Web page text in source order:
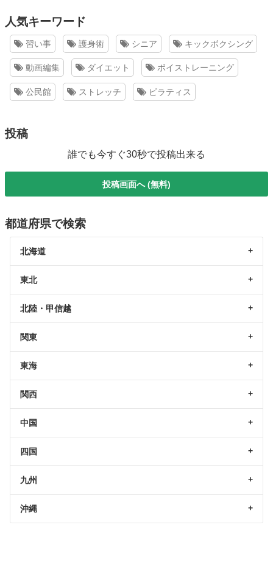
人気キーワード
習い事 護身術 シニア キックボクシング
動画編集 ダイエット ボイストレーニング
公民館 ストレッチ ピラティス
投稿
誰でも今すぐ30秒で投稿出来る
投稿画面へ (無料)
都道府県で検索
北海道
東北
北陸・甲信越
関東
東海
関西
中国
四国
九州
沖縄